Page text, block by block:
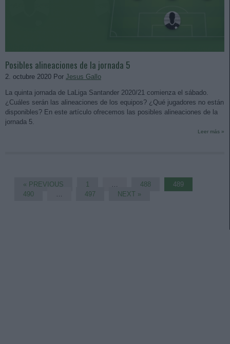
Posibles alineaciones de la jornada 5
2. octubre 2020 Por Jesus Gallo
La quinta jornada de LaLiga Santander 2020/21 comienza el sábado.
¿Cuáles serán las alineaciones de los equipos? ¿Qué jugadores no están
disponibles? En este artículo ofrecemos las posibles alineaciones de la
jornada 5.
Leer más »
« PREVIOUS 1 488
489
490
497 NEXT »